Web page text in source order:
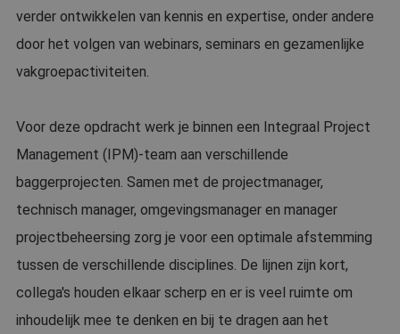
verder ontwikkelen van kennis en expertise, onder andere
door het volgen van webinars, seminars en gezamenlijke
vakgroepactiviteiten.
Voor deze opdracht werk je binnen een Integraal Project
Management (IPM)-team aan verschillende
baggerprojecten. Samen met de projectmanager,
technisch manager, omgevingsmanager en manager
projectbeheersing zorg je voor een optimale afstemming
tussen de verschillende disciplines. De lijnen zijn kort,
collega's houden elkaar scherp en er is veel ruimte om
inhoudelijk mee te denken en bij te dragen aan het